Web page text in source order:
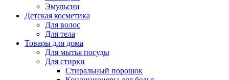
Эмульсии
Детская косметика
Для волос
Для тела
Товары для дома
Для мытья посуды
Для стирки
Стиральный порошок